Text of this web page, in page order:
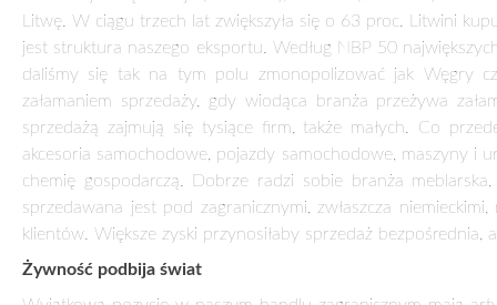
wysyłamy papierosy, czekoladę i inne słodycze. Zaczynają
jest chętnie kupowana nie tylko z powodu niskich cen. Jest
jakości surowców jak i wytwarzania wyrobów według
Lepszy bilans handlowy
W latach 2001-2013 nasz eksport zwiększył się z 40,3 do
w 2008 r. notowaliśmy ujemny bilans handlowy, wynoszący
konieczność importu surowców energetycznych – ropy
mówi Łukasz Kozłowski, ekspert Pracodawców RP.
badań aktywności ekonomicznej ludności,
pierwszym kwartale 2012 r. do 31,1 w trzecim kwartale
obecnych warunkach lepiej radzą sobie te państwa, w